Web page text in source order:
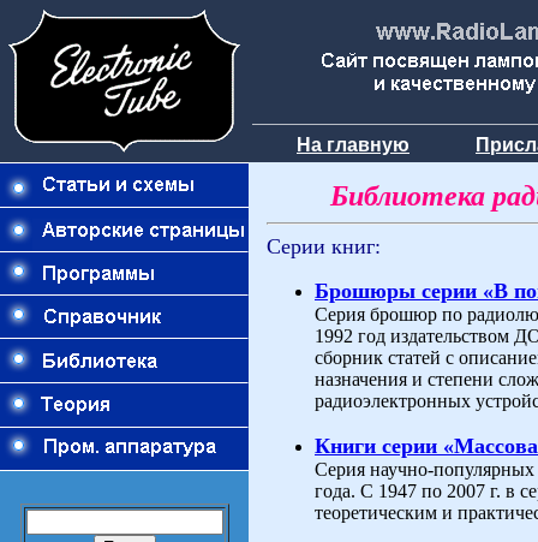
На главную
Библиотека
Серии книг:
Брошюры серии «В
Серия брошюр по
1992 год издательством
сборник статей с
назначения и степени
радиоэлектронных
Книги серии
Серия научно-
года. С 1947 по 2007 г. в
теоретическим и